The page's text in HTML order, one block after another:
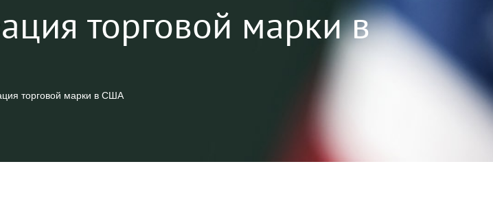
торговой марки в
торговой марки в США